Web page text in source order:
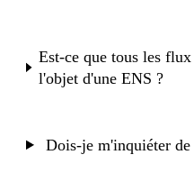
Est-ce que tous les
l'objet d'une ENS ?
Dois-je m'inquiéter